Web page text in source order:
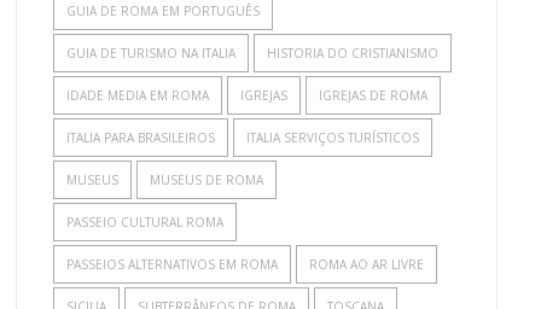
GUIA DE ROMA EM PORTUGUÊS
GUIA DE TURISMO NA ITALIA HISTORIA DO CRISTIANISMO
IDADE MEDIA EM ROMA IGREJAS IGREJAS DE ROMA
ITALIA PARA BRASILEIROS ITALIA SERVIÇOS TURÍSTICOS
MUSEUS MUSEUS DE ROMA
PASSEIO CULTURAL ROMA
PASSEIOS ALTERNATIVOS EM ROMA ROMA AO AR LIVRE